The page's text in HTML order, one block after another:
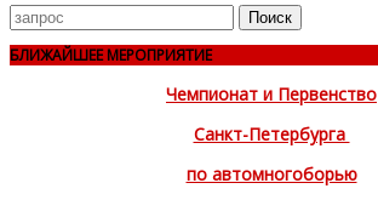
Поиск
для
БЛИЖАЙШЕЕ МЕРОПРИЯТИЕ
Чемпионат и Первенство
Санкт-Петербурга
по автомногоборью